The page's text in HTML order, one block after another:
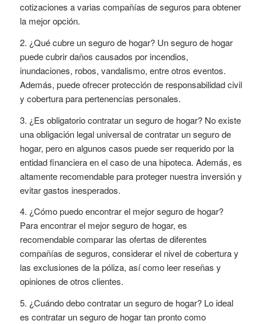
cotizaciones a varias compañías de seguros para obtener
la mejor opción.
2. ¿Qué cubre un seguro de hogar? Un seguro de hogar
puede cubrir daños causados por incendios,
inundaciones, robos, vandalismo, entre otros eventos.
Además, puede ofrecer protección de responsabilidad civil
y cobertura para pertenencias personales.
3. ¿Es obligatorio contratar un seguro de hogar? No existe
una obligación legal universal de contratar un seguro de
hogar, pero en algunos casos puede ser requerido por la
entidad financiera en el caso de una hipoteca. Además, es
altamente recomendable para proteger nuestra inversión y
evitar gastos inesperados.
4. ¿Cómo puedo encontrar el mejor seguro de hogar?
Para encontrar el mejor seguro de hogar, es
recomendable comparar las ofertas de diferentes
compañías de seguros, considerar el nivel de cobertura y
las exclusiones de la póliza, así como leer reseñas y
opiniones de otros clientes.
5. ¿Cuándo debo contratar un seguro de hogar? Lo ideal
es contratar un seguro de hogar tan pronto como